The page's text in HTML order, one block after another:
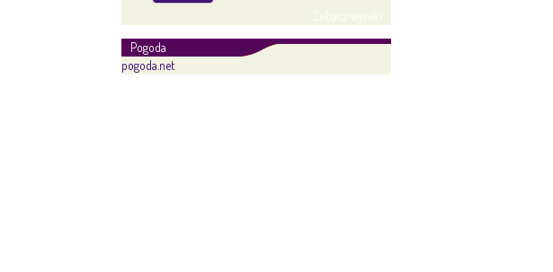
Zobacz wyniki
Pogoda
pogoda.net